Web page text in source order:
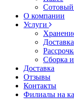
Сотовый
О компании
Услуги
Доставка
Сборка
Доставка
Отзывы
Контакты
Филиалы на